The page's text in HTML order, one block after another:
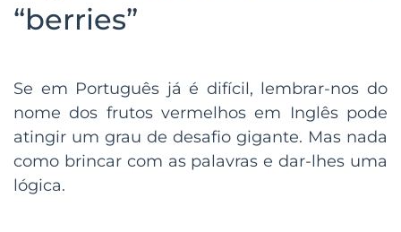
“berries”
Se em Português já é difícil, lembrar-nos do
nome dos frutos vermelhos em Inglês pode
atingir um grau de desafio gigante. Mas nada
como brincar com as palavras e dar-lhes uma
lógica.